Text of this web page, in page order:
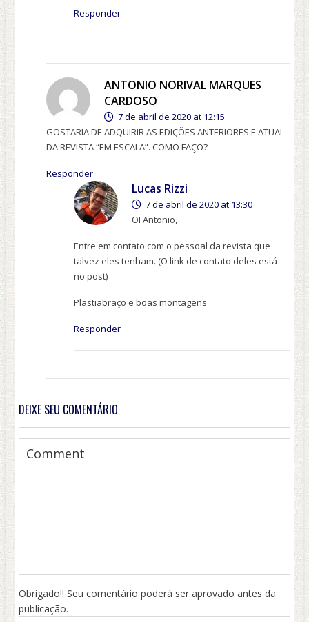
Responder
ANTONIO NORIVAL MARQUES
CARDOSO
7 de abril de 2020 at 12:15
GOSTARIA DE ADQUIRIR AS EDIÇÕES ANTERIORES E ATUAL
DA REVISTA “EM ESCALA”. COMO FAÇO?
Responder
Lucas Rizzi
7 de abril de 2020 at 13:30
OI Antonio,
Entre em contato com o pessoal da revista que
talvez eles tenham. (O link de contato deles está
no post)
Plastiabraço e boas montagens
Responder
DEIXE SEU COMENTÁRIO
Obrigado!! Seu comentário poderá ser aprovado antes da
publicação.